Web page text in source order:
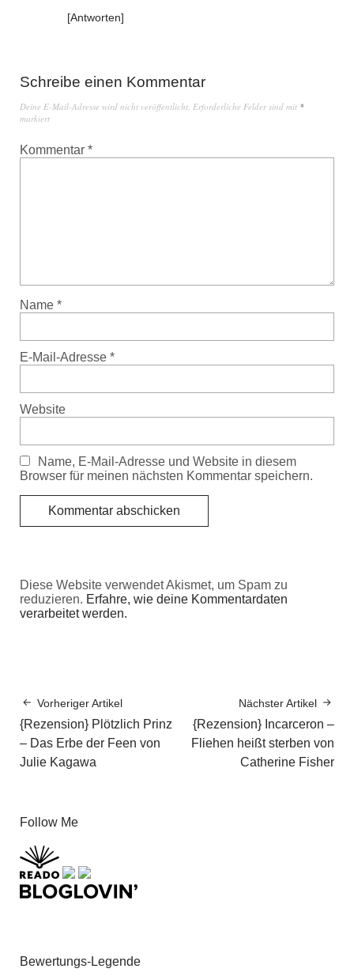
Antworten
Schreibe einen Kommentar
Deine E-Mail-Adresse wird nicht veröffentlicht. Erforderliche Felder sind mit *
markiert
Kommentar *
Name *
E-Mail-Adresse *
Website
Name, E-Mail-Adresse und Website in diesem
Browser für meinen nächsten Kommentar speichern.
Diese Website verwendet Akismet, um Spam zu
reduzieren. Erfahre, wie deine Kommentardaten
verarbeitet werden.
Vorheriger Artikel
{Rezension} Plötzlich Prinz
– Das Erbe der Feen von
Julie Kagawa
Nächster Artikel
{Rezension} Incarceron –
Fliehen heißt sterben von
Catherine Fisher
Follow Me
Bewertungs-Legende